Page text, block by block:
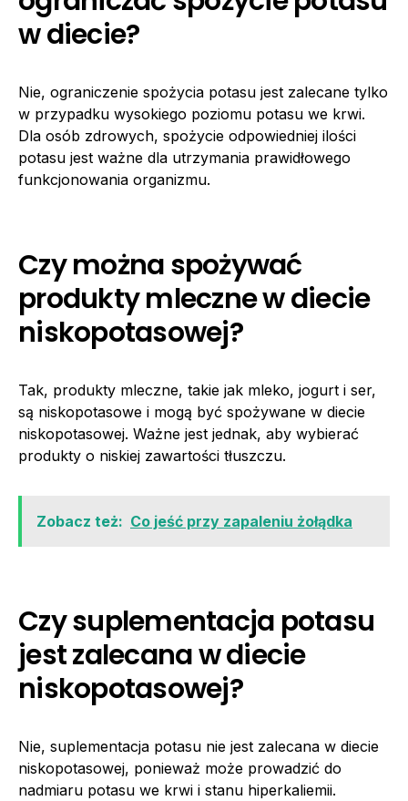
w diecie?
Nie, ograniczenie spożycia potasu jest zalecane tylko
w przypadku wysokiego poziomu potasu we krwi.
Dla osób zdrowych, spożycie odpowiedniej ilości
potasu jest ważne dla utrzymania prawidłowego
funkcjonowania organizmu.
Czy można spożywać
produkty mleczne w diecie
niskopotasowej?
Tak, produkty mleczne, takie jak mleko, jogurt i ser,
są niskopotasowe i mogą być spożywane w diecie
niskopotasowej. Ważne jest jednak, aby wybierać
produkty o niskiej zawartości tłuszczu.
Zobacz też: Co jeść przy zapaleniu żołądka
Czy suplementacja potasu
jest zalecana w diecie
niskopotasowej?
Nie, suplementacja potasu nie jest zalecana w diecie
niskopotasowej, ponieważ może prowadzić do
nadmiaru potasu we krwi i stanu hiperkaliemii.